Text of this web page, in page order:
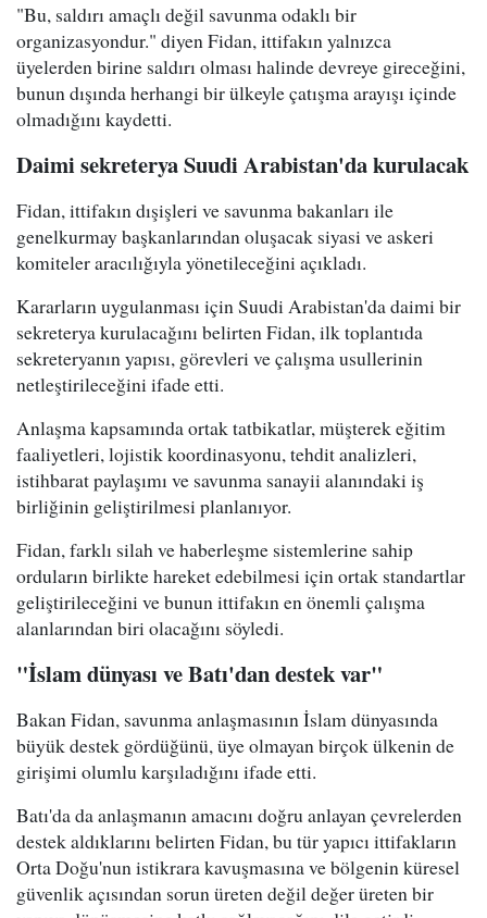
"Bu, saldırı amaçlı değil savunma odaklı bir
organizasyondur." diyen Fidan, ittifakın yalnızca
üyelerden birine saldırı olması halinde devreye gireceğini,
bunun dışında herhangi bir ülkeyle çatışma arayışı içinde
olmadığını kaydetti.
Daimi sekreterya Suudi Arabistan'da kurulacak
Fidan, ittifakın dışişleri ve savunma bakanları ile
genelkurmay başkanlarından oluşacak siyasi ve askeri
komiteler aracılığıyla yönetileceğini açıkladı.
Kararların uygulanması için Suudi Arabistan'da daimi bir
sekreterya kurulacağını belirten Fidan, ilk toplantıda
sekreteryanın yapısı, görevleri ve çalışma usullerinin
netleştirileceğini ifade etti.
Anlaşma kapsamında ortak tatbikatlar, müşterek eğitim
faaliyetleri, lojistik koordinasyonu, tehdit analizleri,
istihbarat paylaşımı ve savunma sanayii alanındaki iş
birliğinin geliştirilmesi planlanıyor.
Fidan, farklı silah ve haberleşme sistemlerine sahip
orduların birlikte hareket edebilmesi için ortak standartlar
geliştirileceğini ve bunun ittifakın en önemli çalışma
alanlarından biri olacağını söyledi.
"İslam dünyası ve Batı'dan destek var"
Bakan Fidan, savunma anlaşmasının İslam dünyasında
büyük destek gördüğünü, üye olmayan birçok ülkenin de
girişimi olumlu karşıladığını ifade etti.
Batı'da da anlaşmanın amacını doğru anlayan çevrelerden
destek aldıklarını belirten Fidan, bu tür yapıcı ittifakların
Orta Doğu'nun istikrara kavuşmasına ve bölgenin küresel
güvenlik açısından sorun üreten değil değer üreten bir